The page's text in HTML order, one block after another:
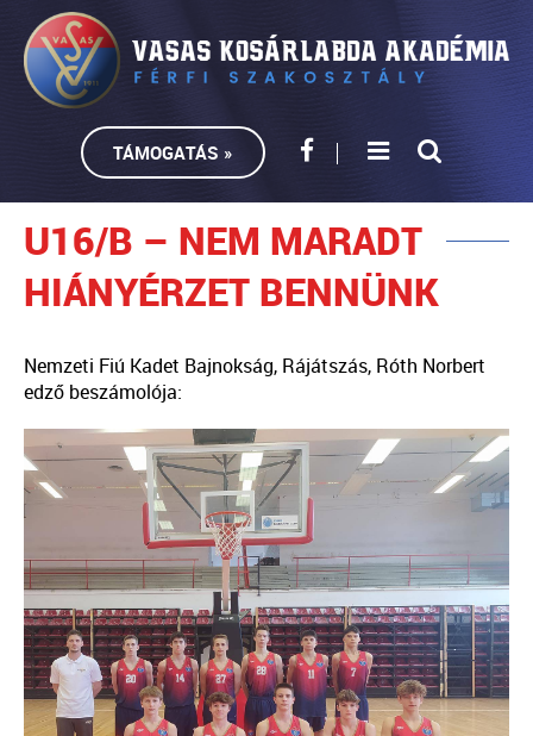
TÁMOGATÁS »
U16/B – NEM MARADT
HIÁNYÉRZET BENNÜNK
Nemzeti Fiú Kadet Bajnokság, Rájátszás, Róth Norbert
edző beszámolója: